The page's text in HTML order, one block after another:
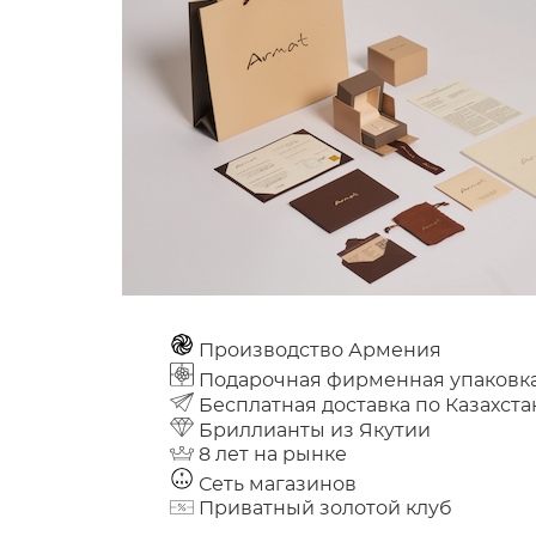
Производство Армения
Подарочная фирменная
Бесплатная доставка по
Бриллианты из Якутии
8 лет на рынке
Сеть магазинов
Приватный золотой клуб